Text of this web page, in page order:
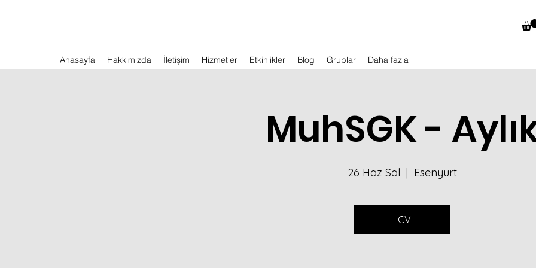
Anasayfa Hakkımızda İletişim Hizmetler Etkinlikler Blog Gruplar Daha fazla
MuhSGK -
26 Haz Sal
  |
Esenyurt
LCV